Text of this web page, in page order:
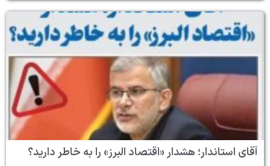
آقای استاندار؛ هشدار «اقتصاد البرز» را به خاطر دارید؟